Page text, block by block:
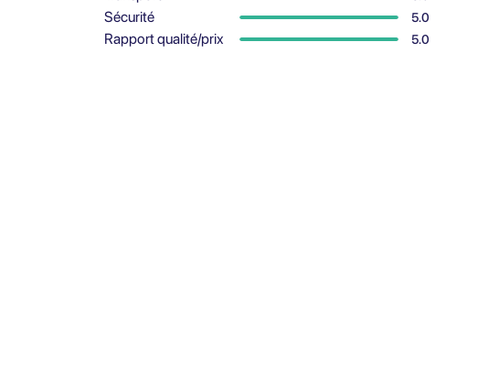
Sécurité 5.0
Rapport qualité/prix 5.0